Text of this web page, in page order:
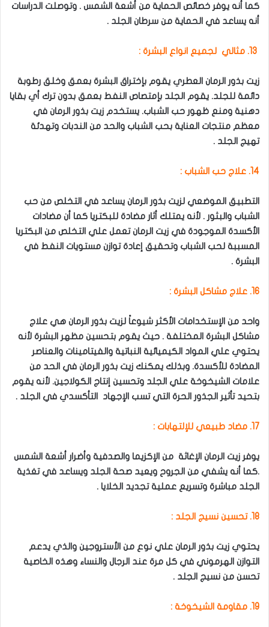
كما أنه يوفر خصائص الحماية من أشعة الشمس . وتوصلت الدراسات
أنه يساعد في الحماية من سرطان الجلد .
زيت بذور الرمان العطري يقوم بإختراق البشرة بعمق وخلق رطوبة
دائمة للجلد. يقوم الجلد بإمتصاص النفط بعمق بدون ترك أي بقايا
دهنية ومنع ظهور حب الشباب. يستخدم زيت بذور الرمان في
معظم منتجات العناية بحب الشباب والحد من الندبات وتهدئة
تهيج الجلد .
14. علاج حب الشباب :
التطبيق الموضعي لزيت بذور الرمان يساعد في التخلص من حب
الشباب والبثور . لأنه يمتلك أثار مضادة للبكتريا كما أن مضادات
الأكسدة الموجودة في زيت الرمان تعمل علي التخلص من البكتريا
المسببة لحب الشباب وتحقيق إعادة توازن مستويات النفط في
البشرة .
16. علاج مشاكل البشرة :
واحد من الإستخدامات الأكثر شيوعاً لزيت بذور الرمان هي علاج
مشاكل البشرة المختلفة . حيث يقوم بتحسين مظهر البشرة لأنه
يحتوي علي المواد الكيميائية النباتية والفيتامينات والعناصر
المضادة للأكسدة. وبذلك يمكنك زيت بذور الرمان في الحد من
علامات الشيخوخة علي الجلد وتحسين إنتاج الكولاجين. لأنه يقوم
بتحيد تأثير الجذور الحرة التي تسب الإجهاد التأكسدي في الجلد .
17. مضاد طبيعي للإلتهابات :
يوفر زيت الرمان الإغاثة من الإكزيما والصدفية وأضرار أشعة الشمس
.كما أنه يشفي من الجروح ويعيد صحة الجلد ويساعد في تغذية
الجلد مباشرة وتسريع عملية تجديد الخلايا .
18. تحسين نسيج الجلد :
يحتوي زيت بذور الرمان علي نوع من الأستروجين والذي يدعم
التوازن الهرموني في كل مرة عند الرجال والنساء وهذه الخاصية
تحسن من نسيج الجلد .
19. مقاومة الشيخوخة :